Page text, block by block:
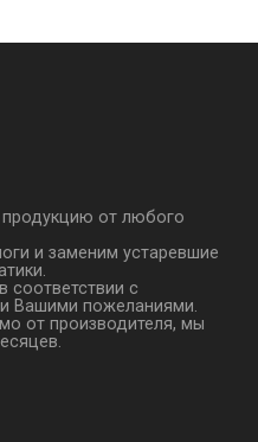
продукцию от любого
и заменим устаревшие
соответствии с
Вашими пожеланиями.
от производителя, мы